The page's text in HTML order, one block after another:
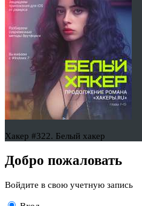
Хакер #322. Белый хакер
Добро пожаловать
Войдите в свою учетную запись